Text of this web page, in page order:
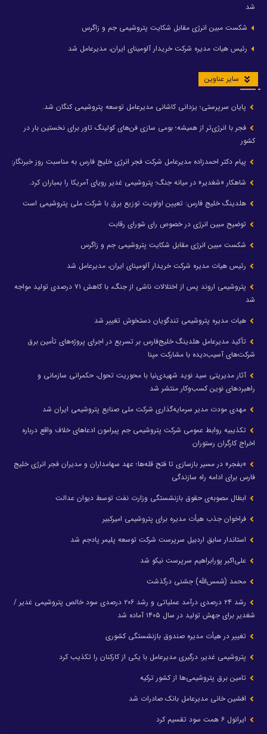
شد
شکست مبین انرژی مقابل شکایت پتروشیمی جم و زاگرس
رئیس هیات مدیره شرکت خریدار آلومینای ایران، مدیرعامل شد
سایر عناوین
پایان سرپرستی؛ یزدانی کاشانی مدیرعامل توسعه پتروشیمی کنگان شد.
فجر با انرژی‌تر از همیشه؛ بومی سازی فن‌های کولینگ تاور برای نخستین بار در
کشور
پیام دکتر احمدزاده مدیرعامل شرکت فجر انرژی خلیج فارس به مناسبت روز خبرنگار:
شاهکار «شغدیر» در میانه جنگ؛ پتروشیمی غدیر رویای آمریکا را بمباران کرد.
هلدینگ خلیج فارس: تعیین اولویت توزیع برق با شرکت ملی پتروشیمی است
توضیح مبین انرژی در خصوص رای شورای رقابت
شکست مبین انرژی مقابل شکایت پتروشیمی جم و زاگرس
رئیس هیات مدیره شرکت خریدار آلومینای ایران، مدیرعامل شد
پتروشیمی اروند پس از اختلالات ناشی از جنگ، با کاهش ۷۱ درصدی تولید مواجه
شد
هیات مدیره پتروشیمی تندگویان دستخوش تغییر شد
تأکید مدیرعامل هلدینگ خلیج‌فارس بر تسریع در اجرای پروژه‌های تأمین برق
شرکت‌های آسیب‌دیده با مشارکت مپنا
آثار مدیریتی سید نوید شهیدی‌نیا با محوریت تحول، حکمرانی سازمانی و
راهبردهای نوین کسب‌وکار منتشر شد
مهدی مودت مدیر سرمایه‌گذاری شرکت ملی صنایع پتروشیمی ایران شد
تکذیبیه روابط عمومی شرکت پتروشیمی جم پیرامون ادعاهای خلاف واقع درباره
اخراج کارگران رستوران
«بفجر» در مسیر بازسازی تا فتح قله‌ها؛ عهد سهامداران و مدیران فجر انرژی خلیج
فارس برای ادامه راه سازندگی
ابطال مصوبه‌ی حقوق بازنشستگی وزارت نفت توسط دیوان عدالت
فراخوان جذب هیأت مدیره برای پتروشیمی امیرکبیر
استاندار سابق اردبیل سرپرست شرکت توسعه پلیمر پادجم شد
علی‌اکبر پورابراهیم سرپرست نیکو شد
محمد (شمس‌الله) جشنی درگذشت
رشد ۲۴ درصدی درآمد عملیاتی و رشد ۲۰۶ درصدی سود خالص پتروشیمی غدیر /
شغدیر برای جهش تولید در سال ۱۴۰۵ آماده شد
تغییر در هیأت مدیره صندوق بازنشستگی کشوری
پتروشیمی غدیر، درگیری مدیرعامل با یکی از کارکنان را تکذیب کرد
تامین برق پتروشیمی‌ها از کشور ترکیه
افشین خانی مدیرعامل بانک صادرات شد
ایرانول ۶ همت سود تقسیم کرد